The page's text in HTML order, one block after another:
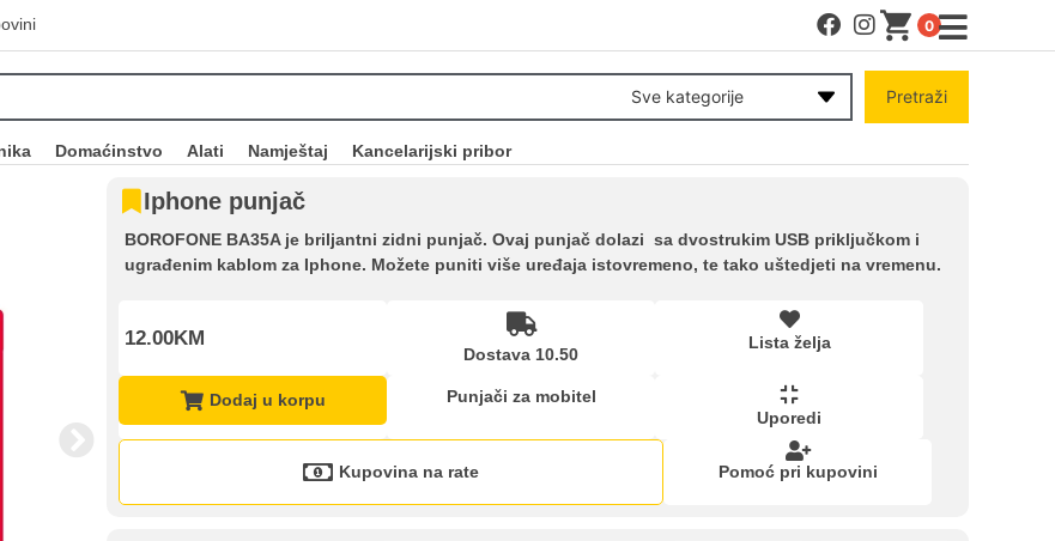
0
Sve kategorije Pretraži
Domaćinstvo Alati Namještaj Kancelarijski pribor
Iphone punjač
BOROFONE BA35A je briljantni zidni punjač. Ovaj punjač dolazi sa dvostrukim USB priključkom i
ugrađenim kablom za Iphone. Možete puniti više uređaja istovremeno, te tako uštedjeti na vremenu.
12.00KM
Dostava 10.50
Lista želja
Dodaj u korpu
Punjači za mobitel
Uporedi
Kupovina na rate Pomoć pri kupovini
Račun
Upoređeni proizvodi